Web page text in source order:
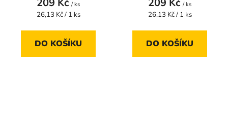
209 Kč / ks
Měrná
26,13 Kč / 1 ks
DO KOŠÍKU
209 Kč / ks
Měrná
26,13 Kč / 1 ks
DO KOŠÍKU